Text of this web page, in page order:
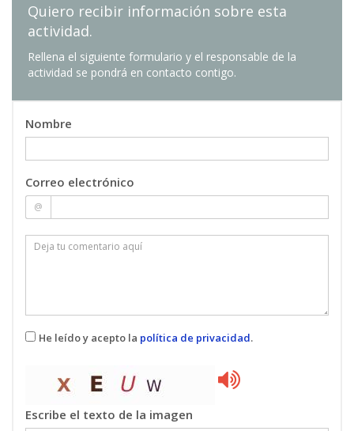
Quiero recibir información sobre esta
actividad.
Rellena el siguiente formulario y el responsable de la
actividad se pondrá en contacto contigo.
Nombre
Correo electrónico
@
He leído y acepto la política de privacidad.
Escribe el texto de la imagen